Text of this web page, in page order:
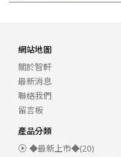
網站地圖
關於智軒
最新消息
聯絡我們
留言板
產品分類
◆最新上市◆(20)